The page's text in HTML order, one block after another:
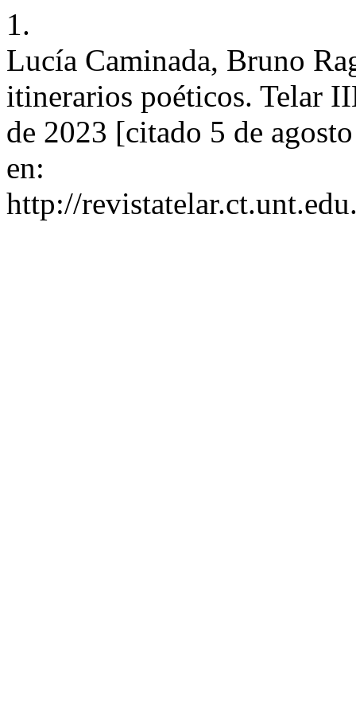
1.
Lucía Caminada, Bruno
itinerarios poéticos. Telar
de 2023 [citado 5 de
en:
http://